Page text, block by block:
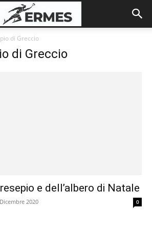
di Greccio
di Greccio
e dell’albero di Natale
2020 0